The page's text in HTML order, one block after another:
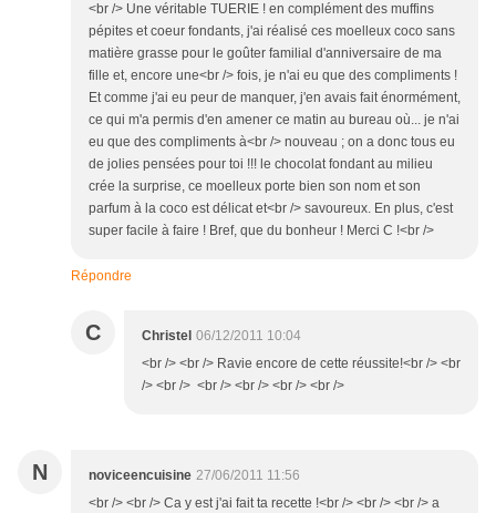
<br /> Une véritable TUERIE ! en complément des muffins
pépites et coeur fondants, j'ai réalisé ces moelleux coco sans
matière grasse pour le goûter familial d'anniversaire de ma
fille et, encore une<br /> fois, je n'ai eu que des compliments !
Et comme j'ai eu peur de manquer, j'en avais fait énormément,
ce qui m'a permis d'en amener ce matin au bureau où... je n'ai
eu que des compliments à<br /> nouveau ; on a donc tous eu
de jolies pensées pour toi !!! le chocolat fondant au milieu
crée la surprise, ce moelleux porte bien son nom et son
parfum à la coco est délicat et<br /> savoureux. En plus, c'est
super facile à faire ! Bref, que du bonheur ! Merci C !<br />
Répondre
C Christel 06/12/2011 10:04
<br /> <br /> Ravie encore de cette réussite!<br /> <br
/> <br /> <br /> <br /> <br /> <br />
N noviceencuisine 27/06/2011 11:56
<br /> <br /> Ca y est j'ai fait ta recette !<br /> <br /> <br /> a